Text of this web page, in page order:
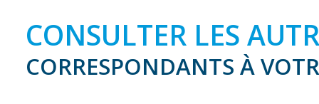
CONSULTER LES
CORRESPONDANTS À